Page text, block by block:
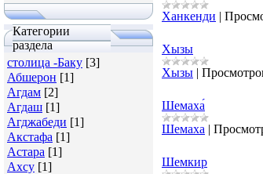
Категории
раздела
столица -Баку [3]
Абшерон [1]
Агдам [2]
Агдаш [1]
Агджабеди [1]
Акстафа [1]
Астара [1]
Ахсу [1]
Ханкенди |
Хызы
Хызы |
Шемаха́
Шемаха |
Шемкир